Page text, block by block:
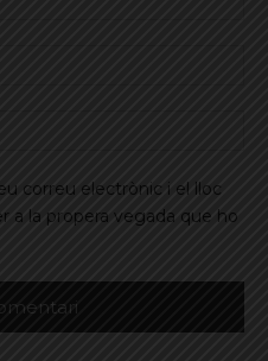
correu electrònic i el lloc
a la propera vegada que ho